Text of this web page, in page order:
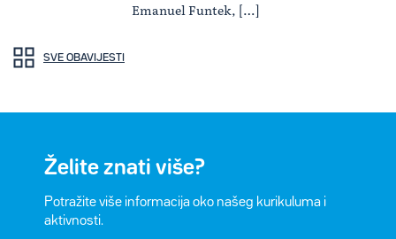
Emanuel Funtek, […]
SVE OBAVIJESTI
Želite znati više?
Potražite više informacija oko našeg kurikuluma i
aktivnosti.